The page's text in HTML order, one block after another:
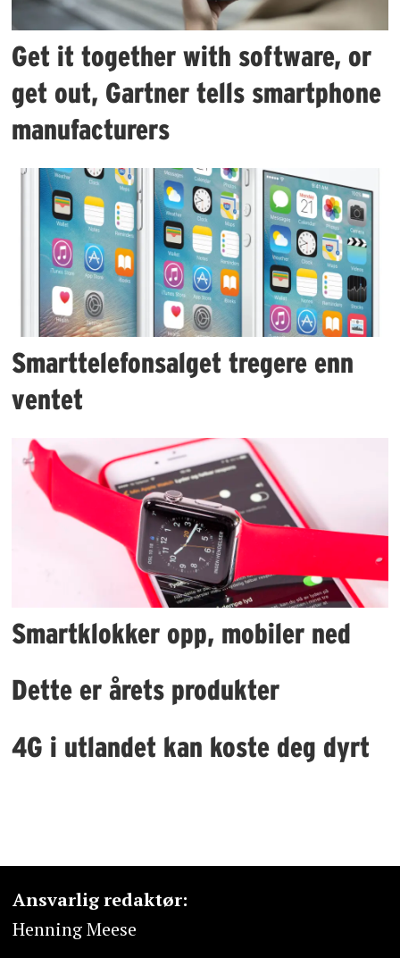
Get it together with software, or
get out, Gartner tells smartphone
manufacturers
Smarttelefonsalget tregere enn
ventet
Smartklokker opp, mobiler ned
Dette er årets produkter
4G i utlandet kan koste deg dyrt
Ansvarlig redaktør:
Henning Meese